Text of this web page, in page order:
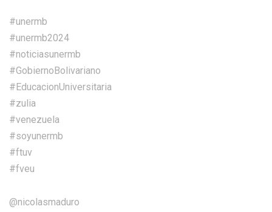
#unermb
#unermb2024
#noticiasunermb
#GobiernoBolivariano
#EducacionUniversitaria
#zulia
#venezuela
#soyunermb
#ftuv
#fveu
@nicolasmaduro